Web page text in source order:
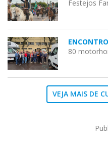
Festejos
80
VEJA MAIS DE